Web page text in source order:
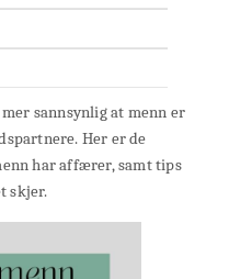
sannsynlig at menn er
Her er de
har affærer, samt tips
skjer.